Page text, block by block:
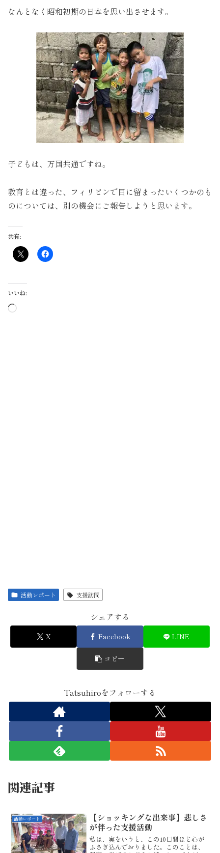
なんとなく昭和初期の日本を思い出させます。
子どもは、万国共通ですね。
教育とは違った、フィリピンで目に留まったいくつかのも
のについては、別の機会にご報告しようと思います。
共有:
いいね:
読
活動レポート 支援訪問
シェアする
X Facebook LINE
コピー
Tatsuhiroをフォローする
関連記事
活動レポート
【ショッキングな出来事】悲しさ
が伴った支援活動
私は、実をいうと、この10日間ほど心が
ふさぎ込んでおりました。このことは、